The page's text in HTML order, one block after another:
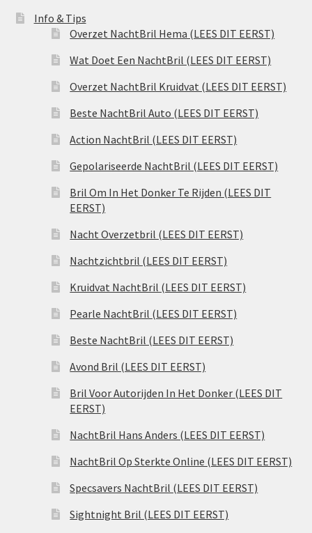
Info & Tips
Overzet NachtBril Hema (LEES DIT EERST)
Wat Doet Een NachtBril (LEES DIT EERST)
Overzet NachtBril Kruidvat (LEES DIT EERST)
Beste NachtBril Auto (LEES DIT EERST)
Action NachtBril (LEES DIT EERST)
Gepolariseerde NachtBril (LEES DIT EERST)
Bril Om In Het Donker Te Rijden (LEES DIT
EERST)
Nacht Overzetbril (LEES DIT EERST)
Nachtzichtbril (LEES DIT EERST)
Kruidvat NachtBril (LEES DIT EERST)
Pearle NachtBril (LEES DIT EERST)
Beste NachtBril (LEES DIT EERST)
Avond Bril (LEES DIT EERST)
Bril Voor Autorijden In Het Donker (LEES DIT
EERST)
NachtBril Hans Anders (LEES DIT EERST)
NachtBril Op Sterkte Online (LEES DIT EERST)
Specsavers NachtBril (LEES DIT EERST)
Sightnight Bril (LEES DIT EERST)